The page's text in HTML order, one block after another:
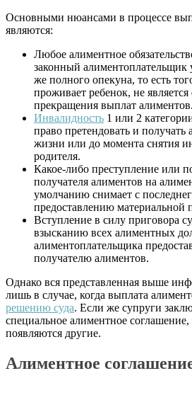
Основными нюансами в процессе
являются:
Любое алиментное
законный
же полного опекуна, то есть
проживает ребенок, не
прекращения выплат алиментов.
Инвалидность 1 или 2
право претендовать и
жизни или до момента снятия
родителя.
Какое-либо преступление или
получателя алиментов на
умолчанию снимает с
предоставлению материальной
Вступление в силу приговора
взысканию всех алиментных
алиментоплательщика
получателю алиментов.
Однако вся представленная выше
лишь в случае, когда выплата
решению суда. Если же супруги
специальное алиментное соглашение,
появляются другие.
Алиментное